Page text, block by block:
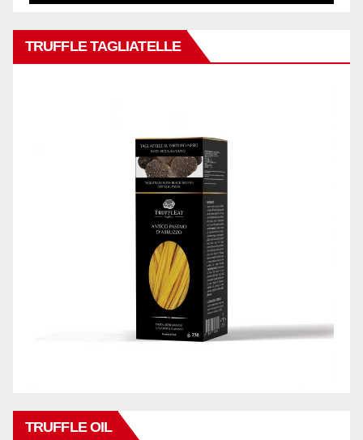
TRUFFLE TAGLIATELLE
TRUFFLE OIL